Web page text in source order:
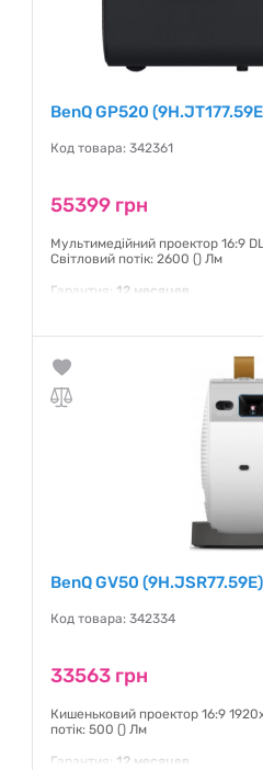
BenQ GP520
Код товара: 342361
55399 грн
Мультимедійний проектор 16:9
Світловий потік: 2600 () Лм
Гарантия: 12 месяцев
BenQ GV50 (9H.JSR77.59E)
Код товара: 342334
33563 грн
Кишеньковий проектор 16:9
потік: 500 () Лм
Гарантия: 12 месяцев